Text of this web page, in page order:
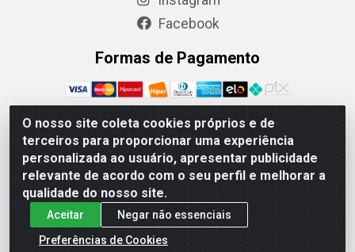
O nosso site coleta cookies próprios e de
terceiros para proporcionar uma experiência
personalizada ao usuário, apresentar publicidade
relevante de acordo com o seu perfil e melhorar a
qualidade do nosso site.
Aceitar
Negar não essenciais
Preferências de Cookies
Facebook
Formas de Pagamento
Rafael & Dantas LTDA - Rua Floriano Peixoto, 137-
Centro, CEP: 60025-130 | CNPJ: 02.884.314/0001-20